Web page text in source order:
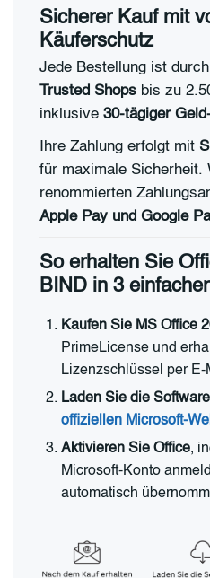
Sicherer Kauf mit
Käuferschutz
Jede Bestellung ist
Trusted Shops bis zu
inklusive 30-tägiger
Ihre Zahlung erfolgt mit
für maximale Sicherheit.
renommierten
Apple Pay und Google
So erhalten Sie
BIND in 3
Kaufen Sie MS Office
PrimeLicense und
Lizenzschlüssel per E-
Laden Sie die
offiziellen Microsoft-
Aktivieren Sie Office,
Microsoft-Konto
automatisch